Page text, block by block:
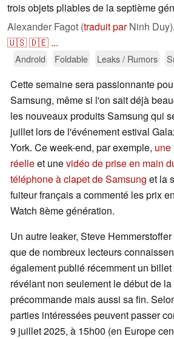
trois objets pliables de la septième
Alexander Fagot (traduit parNinh Duy),
🇺🇸🇩🇪 ...
Android Foldable Leaks / Rumors
Cette semaine sera passionnante
Samsung, même si l'on sait déjà
les nouveaux produits Samsung qui
juillet lors de l'événement estival
York. Ce week-end, par exemple, une
réelleet unevidéo de prise en main
téléphone à clapet de Samsung et la
fuiteur français a commenté les prix
Watch 8ème génération.
Un autre leaker, Steve
que de nombreux lecteurs
également publié récemment un billet
révélant non seulement le début de
précommande mais aussi sa fin.
parties intéressées peuvent passer
9 juillet 2025, à 15h00 (en Europe